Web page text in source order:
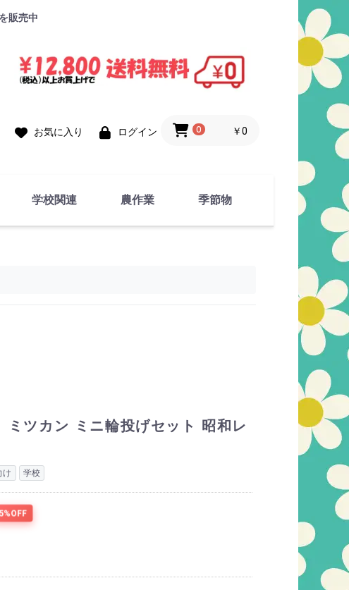
販売中
お気に入り ログイン 0 ￥0
学校関連 農作業 季節物
ミツカン ミニ輪投げセット 昭和レ
け 学校
5%OFF